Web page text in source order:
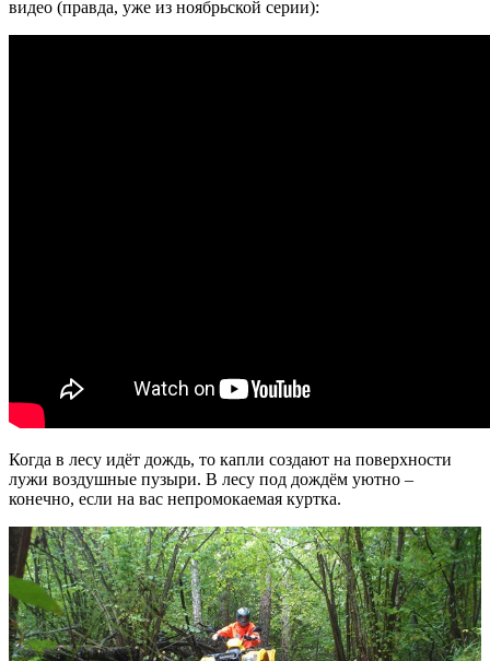
видео (правда, уже из ноябрьской серии):
Когда в лесу идёт дождь, то капли создают на поверхности
лужи воздушные пузыри. В лесу под дождём уютно –
конечно, если на вас непромокаемая куртка.